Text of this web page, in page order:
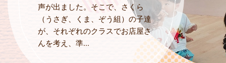
声が出ました。そこで、さくら
（うさぎ、くま、ぞう組）の子達
が、それぞれのクラスでお店屋さ
んを考え、準...